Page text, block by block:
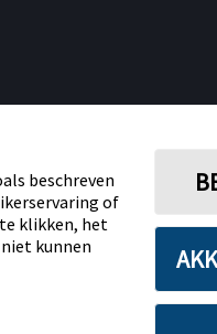
Over Abbott
inzake Dataverordening
beschreven
of
klikken, het
kunnen